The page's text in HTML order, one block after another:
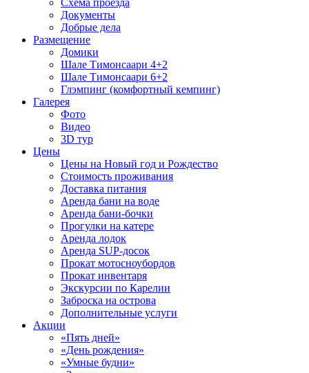
Схема проезда
Документы
Добрые дела
Размещение
Домики
Шале Тимонсаари 4+2
Шале Тимонсаари 6+2
Глэмпинг (комфортный кемпинг)
Галерея
Фото
Видео
3D тур
Цены
Цены на Новый год и Рождество
Стоимость проживания
Доставка питания
Аренда бани на воде
Аренда бани-бочки
Прогулки на катере
Аренда лодок
Аренда SUP-досок
Прокат мотосноубордов
Прокат инвентаря
Экскурсии по Карелии
Заброска на острова
Дополнительные услуги
Акции
«Пять дней»
«День рождения»
«Умные будни»